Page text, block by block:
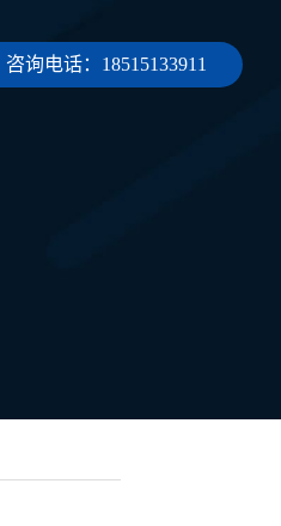
咨询电话：18515133911